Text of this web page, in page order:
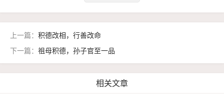
上一篇： 积德改相，行善改命
下一篇： 祖母积德，孙子官至一品
相关文章